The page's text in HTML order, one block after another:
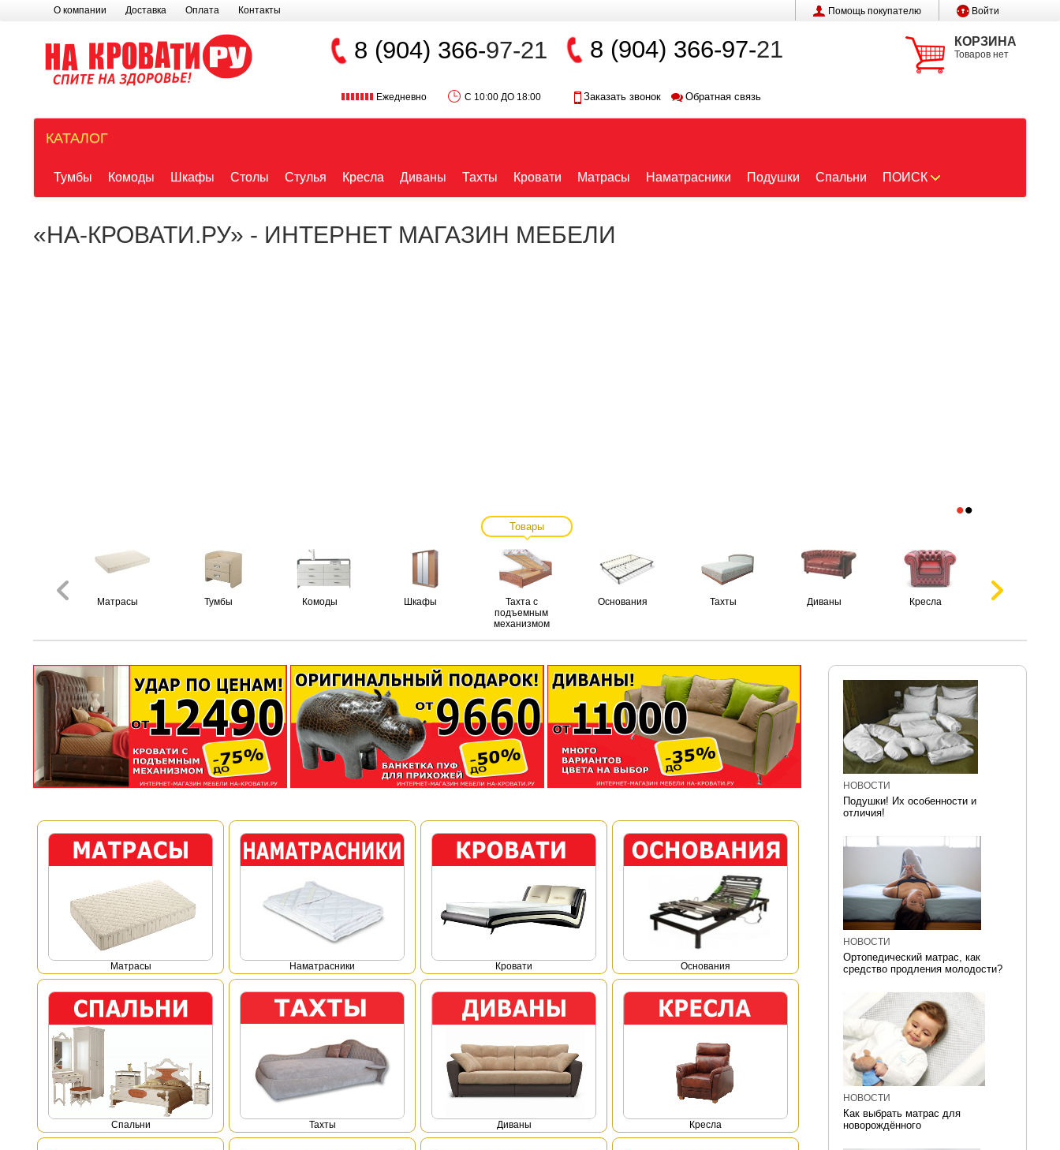
О компании Доставка Оплата Контакты Помощь покупателю Войти
КОРЗИНА
Товаров нет
8 (904) 366-97-21
Ежедневно С 10:00 ДО 18:00
8 (904) 366-97-21
Заказать звонок Обратная связь
КАТАЛОГ
Тумбы Комоды Шкафы Столы Стулья Кресла Диваны Тахты Кровати Матрасы Наматрасники Подушки Спальни ПОИСК
«НА-КРОВАТИ.РУ» - ИНТЕРНЕТ МАГАЗИН МЕБЕЛИ
••
Товары
Матрасы Тумбы Комоды Шкафы
Тахта с
подъемным
механизмом
Основания Тахты Диваны Кресла
НОВОСТИ
Подушки! Их особенности и
отличия!
НОВОСТИ
Ортопедический матрас, как
средство продления молодости?
НОВОСТИ
Как выбрать матрас для
новорождённого
Mатрасы Наматрасники Кровати Основания
Спальни Тахты Диваны Кресла